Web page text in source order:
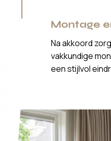
Montage
Na akkoord
vakkundige
een stijlvol